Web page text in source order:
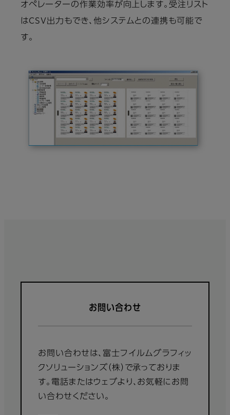
オペレーターの作業効率が向上します。受注リスト
はCSV出力もでき、他システムとの連携も可能で
す。
お問い合わせ
お問い合わせは、富士フイルムグラフィッ
クソリューションズ（株）で承っておりま
す。電話またはウェブより、お気軽にお問
い合わせください。